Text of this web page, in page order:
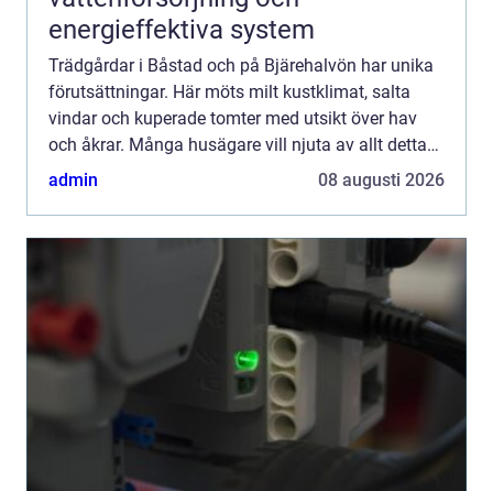
energieffektiva system
Trädgårdar i Båstad och på Bjärehalvön har unika
förutsättningar. Här möts milt kustklimat, salta
vindar och kuperade tomter med utsikt över hav
och åkrar. Många husägare vill njuta av allt detta
utan att lägga all ledig tid på ogräs, beskärning
admin 08 augusti 2026